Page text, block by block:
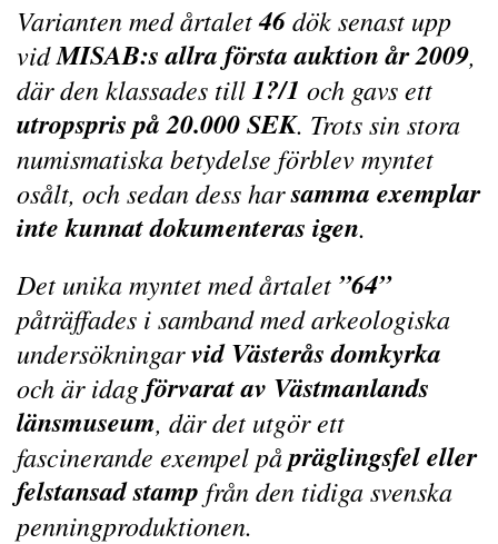
Varianten med årtalet46dök senast upp
vidMISAB:s allra första auktion år 2009,
där den klassades till1?/1 och gavs ett
utropspris på 20.000 SEK. Trots sin stora
numismatiska betydelse förblev myntet
osålt, och sedan dess harsamma exemplar
inte kunnat dokumenteras igen.
Det unika myntet med årtalet ”64”
påträffades i samband med arkeologiska
undersökningarvid Västerås domkyrka
och är idagförvarat av Västmanlands
länsmuseum, där det utgör ett
fascinerande exempel påpräglingsfel eller
felstansad stamp från den tidiga svenska
penningproduktionen.